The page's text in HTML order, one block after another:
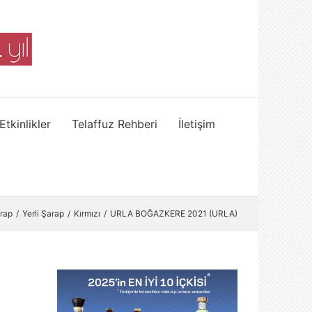
Telaffuz Rehberi İletişim
Yerli Şarap Kırmızı URLA BOĞAZKERE 2021 (URLA)